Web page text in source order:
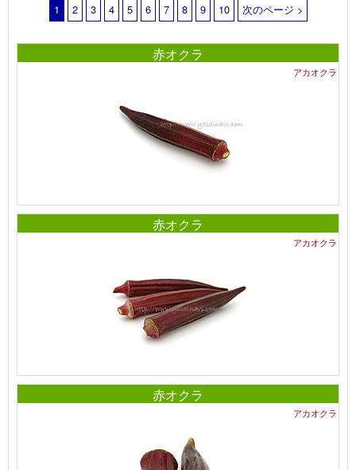
1 2 3 4 5 6 7 8 9 10 次のページ >
赤オクラ
アカオクラ
赤オクラ
アカオクラ
赤オクラ
アカオクラ